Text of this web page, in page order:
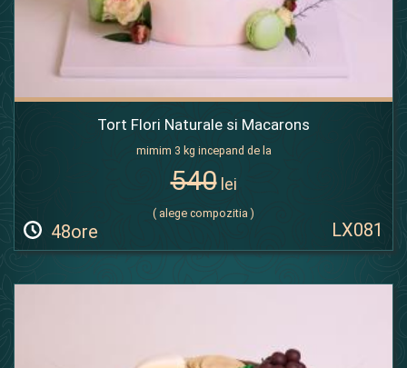
Tort Flori Naturale si Macarons
mimim 3 kg incepand de la
540lei
( alege compozitia )
48ore LX081